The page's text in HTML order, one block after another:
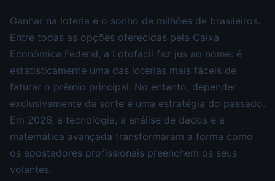
Ganhar na loteria é o sonho de milhões de brasileiros.
Entre todas as opções oferecidas pela Caixa
Econômica Federal, a Lotofácil faz jus ao nome: é
estatisticamente uma das loterias mais fáceis de
faturar o prêmio principal. No entanto, depender
exclusivamente da sorte é uma estratégia do passado.
Em 2026, a tecnologia, a análise de dados e a
matemática avançada transformaram a forma como
os apostadores profissionais preenchem os seus
volantes.